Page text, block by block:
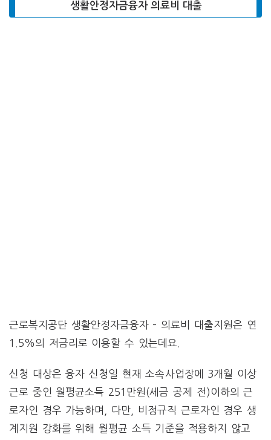
생활안정자금융자 의료비 대출
근로복지공단 생활안정자금융자 – 의료비 대출지원은 연
1.5%의 저금리로 이용할 수 있는데요.
신청 대상은 융자 신청일 현재 소속사업장에 3개월 이상
근로 중인 월평균소득 251만원(세금 공제 전)이하의 근
로자인 경우 가능하며, 다만, 비정규직 근로자인 경우 생
계지원 강화를 위해 월평균 소득 기준을 적용하지 않고